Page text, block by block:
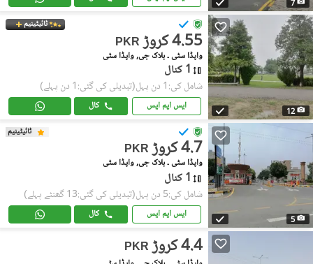
7
12
ٹائیٹینیم
PKR 4.55 کروڑ
واپڈا سٹی ۔ بلاک جی, واپڈا سٹی
1 کنال
شامل کی:1 دن پہل (تبدیلی کی گئی:1 دن پہلے)
ایس ایم ایس کال
5
ٹائیٹینیم
PKR 4.7 کروڑ
واپڈا سٹی ۔ بلاک جی, واپڈا سٹی
1 کنال
شامل کی:5 دن پہل (تبدیلی کی گئی:13 گھنٹے پہلے)
ایس ایم ایس کال
PKR 4.4 کروڑ